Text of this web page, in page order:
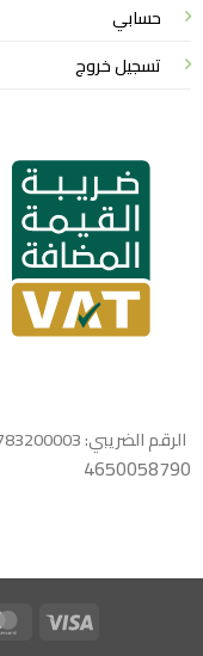
حسابي
تسجيل خروج
الرقم الضريبي: 310043783200003
4650058790
Visa